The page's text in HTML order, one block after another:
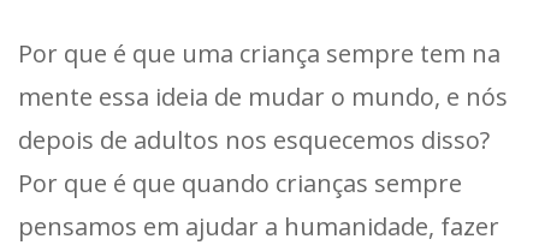
Por que é que uma criança sempre tem na
mente essa ideia de mudar o mundo, e nós
depois de adultos nos esquecemos disso?
Por que é que quando crianças sempre
pensamos em ajudar a humanidade, fazer